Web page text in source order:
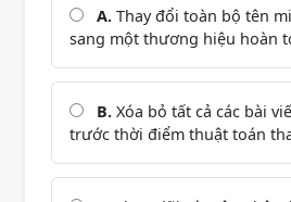
A. Thay đổi toàn bộ tên
sang một thương hiệu hoàn
B. Xóa bỏ tất cả các bài
trước thời điểm thuật toán